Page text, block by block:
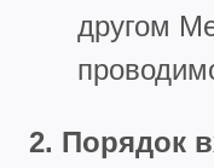
другом
2. Порядок